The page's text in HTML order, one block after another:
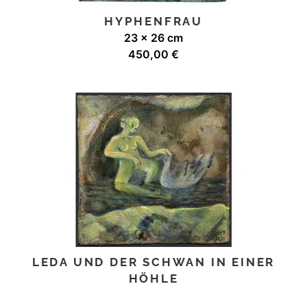
HYPHENFRAU
23 x 26 cm
450,00 €
LEDA UND DER SCHWAN IN EINER
HÖHLE